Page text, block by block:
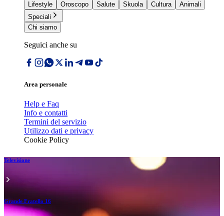
Lifestyle
Oroscopo Salute Skuola Cultura
Animali
Speciali
Chi siamo
Seguici anche su
Area personale
Help e Faq
Info e contatti
Termini del servizio
Utilizzo dati e privacy
Cookie Policy
Televisione
Grande Fratello 16